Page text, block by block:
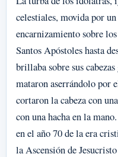
celestiales, movida por
encarnizamiento sobre
Santos Apóstoles hasta
brillaba sobre sus
mataron aserrándolo por
cortaron la cabeza con
con una hacha en la
en el año 70 de la era
la Ascensión de